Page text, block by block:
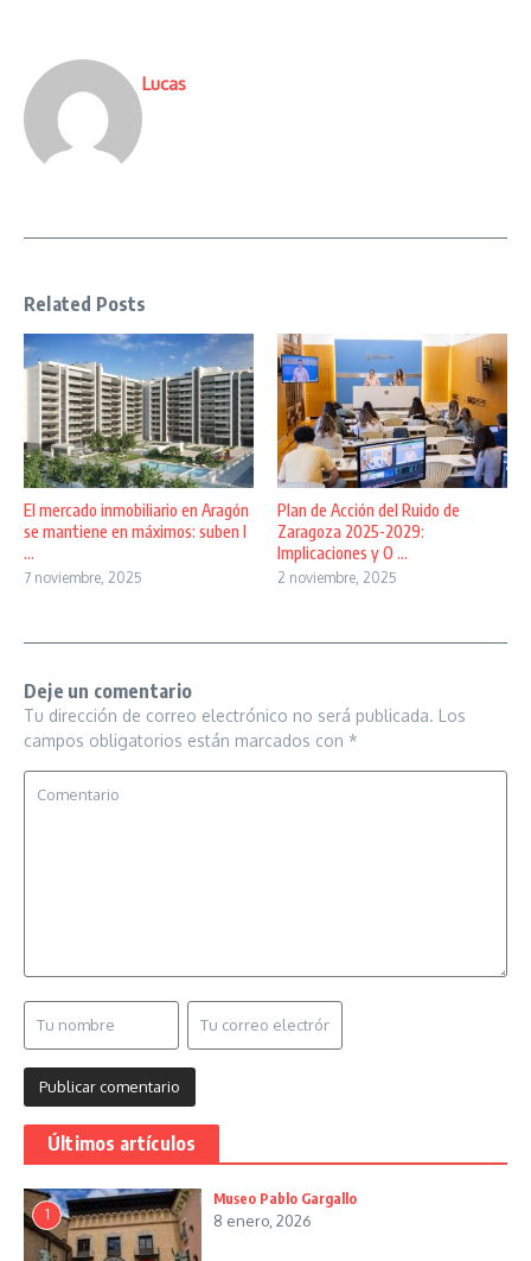
Lucas
Related Posts
El mercado inmobiliario en Aragón
se mantiene en máximos: suben l
...
7 noviembre, 2025
Plan de Acción del Ruido de
Zaragoza 2025-2029:
Implicaciones y O ...
2 noviembre, 2025
Deje un comentario
Tu dirección de correo electrónico no será publicada. Los
campos obligatorios están marcados con *
Últimos artículos
1
Museo Pablo Gargallo
8 enero, 2026